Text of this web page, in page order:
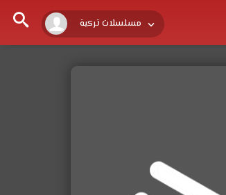
مسلسلات تركية